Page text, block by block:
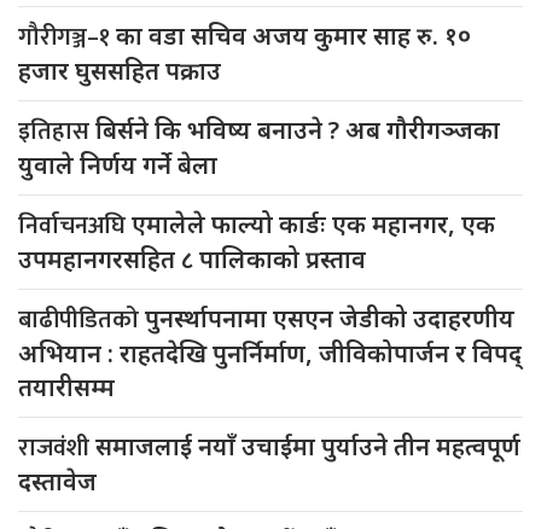
गौरीगञ्ज–१का वडा सचिव अजय कुमार साह रु. १०
हजार घुससहित पक्राउ
इतिहासबिर्सने कि भविष्य बनाउने ? अब गौरीगञ्जका
युवाले निर्णय गर्ने बेला
निर्वाचनअघिएमालेले फाल्यो कार्डः एक महानगर, एक
उपमहानगरसहित ८ पालिकाको प्रस्ताव
बाढीपीडितकोपुनर्स्थापनामा एसएन जेडीको उदाहरणीय
अभियान : राहतदेखि पुनर्निर्माण, जीविकोपार्जन र विपद्
तयारीसम्म
राजवंशीसमाजलाई नयाँ उचाईमा पुर्याउने तीन महत्वपूर्ण
दस्तावेज